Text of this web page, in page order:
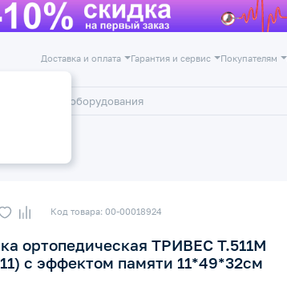
Доставка и оплата Гарантия и сервис Покупателям
Код товара: 00-00018924
ортопедическая ТРИВЕС Т.511М
с эффектом памяти 11*49*32см